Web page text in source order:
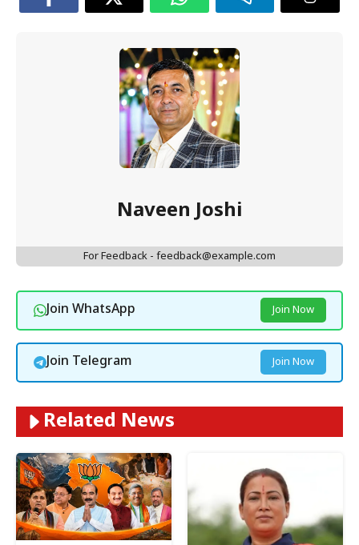
Naveen Joshi
For Feedback - feedback@example.com
Join WhatsApp Join Now
Join Telegram Join Now
Related News